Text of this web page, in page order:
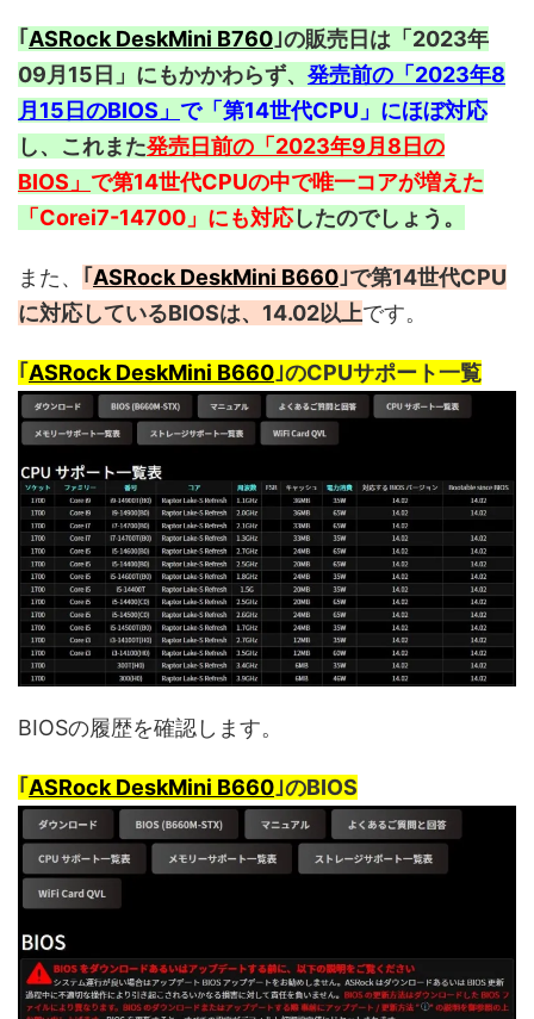
｢ASRock DeskMini B760 ｣の販売日は「2023年
09月15日」にもかかわらず、 発売前の「2023年8
月15日のBIOS」 で「第14世代CPU」にほぼ対応
し、これまた発売日前の「2023年9月8日の
BIOS」 で第14世代CPUの中で唯一コアが増えた
「Corei7-14700」にも対応したのでしょう。
また、 ｢ASRock DeskMini B660 ｣で第14世代CPU
に対応しているBIOSは、14.02以上です。
｢ASRock DeskMini B660 ｣のCPUサポート一覧
BIOSの履歴を確認します。
｢ ASRock DeskMini B660 ｣のBIOS